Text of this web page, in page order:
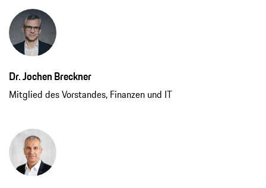
Dr. Jochen Breckner
Mitglied des Vorstandes, Finanzen und IT